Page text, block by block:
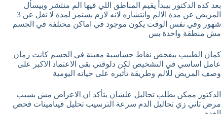
بعد كده الدكتور بيبدأ يقيم المناطق اللي فيها الم منتشر وبيسأل
المريض عن مدة الالم وانتشاره لانه لازم يستمر لمدة لا تقل عن 3
شهور وفي نفس الوقت يكون موجود في اماكن مختلفة في الجسم
مش منطقة واحدة بس
كمان الطبيب بيفحص نقاط حساسية معينة في الجسم كانت زمان
عامل اساسي في التشخيص لكن دلوقتي بقى الاعتماد الاكبر على
وصف المريض للالم وطريقة تأثيره على حياته اليومية
الدكتور ممكن يطلب تحاليل علشان يتأكد ان الاعراض مش بسبب
مرض تاني زي تحاليل الدم سرعة الترسيب تحليل فيتامينات فحص